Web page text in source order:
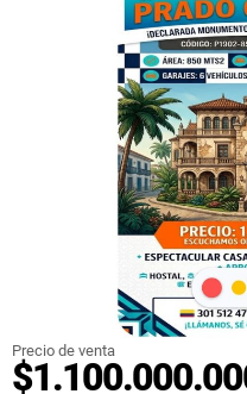
Precio de venta